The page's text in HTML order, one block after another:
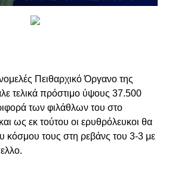
Πειθαρχικό Όργανο της
τελικά πρόστιμο ύψους 37.500
των φιλάθλων του στο
ως εκ τούτου οι ερυθρόλευκοι θα
κόσμου τους στη ρεβάνς του 3-3 με